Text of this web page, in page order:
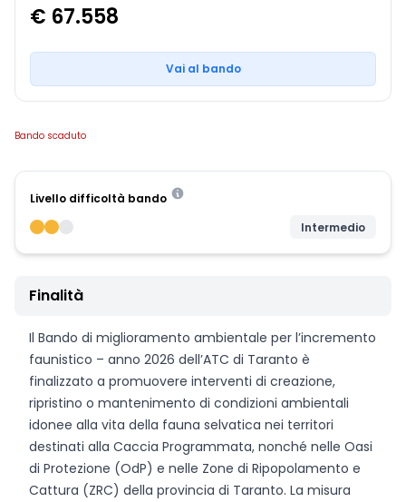
€ 67.558
Vai al bando
Bando scaduto
Livello difficoltà bando
Intermedio
Finalità
Il Bando di miglioramento ambientale per l’incremento
faunistico – anno 2026 dell’ATC di Taranto è
finalizzato a promuovere interventi di creazione,
ripristino o mantenimento di condizioni ambientali
idonee alla vita della fauna selvatica nei territori
destinati alla Caccia Programmata, nonché nelle Oasi
di Protezione (OdP) e nelle Zone di Ripopolamento e
Cattura (ZRC) della provincia di Taranto. La misura